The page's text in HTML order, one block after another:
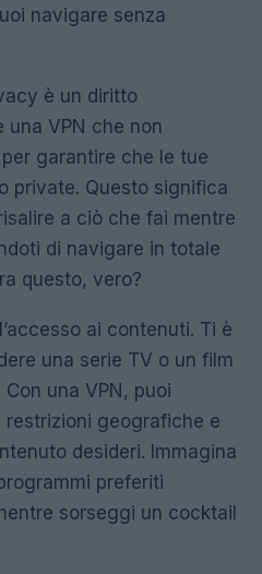
navigare senza
è un diritto
una VPN che non
garantire che le tue
private. Questo significa
a ciò che fai mentre
di navigare in totale
questo, vero?
ai contenuti. Ti è
una serie TV o un film
una VPN, puoi
geografiche e
desideri. Immagina
preferiti
sorseggi un cocktail